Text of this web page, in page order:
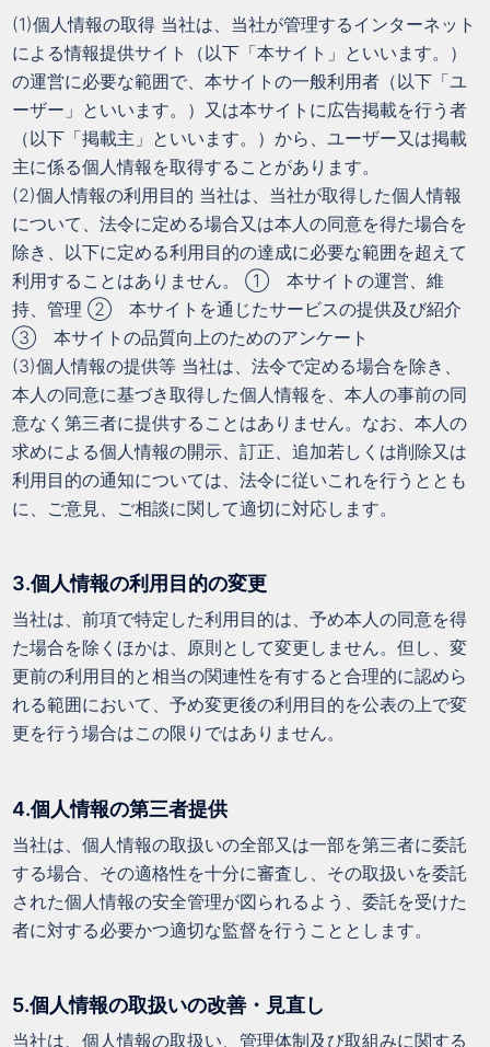
(1)個人情報の取得 当社は、当社が管理するインターネット
による情報提供サイト（以下「本サイト」といいます。）
の運営に必要な範囲で、本サイトの一般利用者（以下「ユ
ーザー」といいます。）又は本サイトに広告掲載を行う者
（以下「掲載主」といいます。）から、ユーザー又は掲載
主に係る個人情報を取得することがあります。
(2)個人情報の利用目的 当社は、当社が取得した個人情報
について、法令に定める場合又は本人の同意を得た場合を
除き、以下に定める利用目的の達成に必要な範囲を超えて
利用することはありません。 ① 本サイトの運営、維
持、管理 ② 本サイトを通じたサービスの提供及び紹介
③ 本サイトの品質向上のためのアンケート
(3)個人情報の提供等 当社は、法令で定める場合を除き、
本人の同意に基づき取得した個人情報を、本人の事前の同
意なく第三者に提供することはありません。なお、本人の
求めによる個人情報の開示、訂正、追加若しくは削除又は
利用目的の通知については、法令に従いこれを行うととも
に、ご意見、ご相談に関して適切に対応します。
3.個人情報の利用目的の変更
当社は、前項で特定した利用目的は、予め本人の同意を得
た場合を除くほかは、原則として変更しません。但し、変
更前の利用目的と相当の関連性を有すると合理的に認めら
れる範囲において、予め変更後の利用目的を公表の上で変
更を行う場合はこの限りではありません。
4.個人情報の第三者提供
当社は、個人情報の取扱いの全部又は一部を第三者に委託
する場合、その適格性を十分に審査し、その取扱いを委託
された個人情報の安全管理が図られるよう、委託を受けた
者に対する必要かつ適切な監督を行うこととします。
5.個人情報の取扱いの改善・見直し
当社は、個人情報の取扱い、管理体制及び取組みに関する